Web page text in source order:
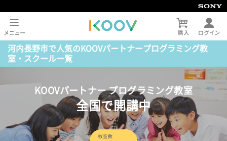
河内長野市で人気のKOOVパートナープログラミング教
室・スクール一覧
KOOVパートナー プログラミング教室
全国で開講中